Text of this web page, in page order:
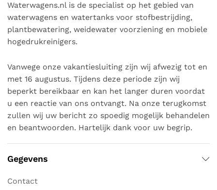
Waterwagens.nl is de specialist op het gebied van
waterwagens en watertanks voor stofbestrijding,
plantbewatering, weidewater voorziening en mobiele
hogedrukreinigers.
Vanwege onze vakantiesluiting zijn wij afwezig tot en
met 16 augustus. Tijdens deze periode zijn wij
beperkt bereikbaar en kan het langer duren voordat
u een reactie van ons ontvangt. Na onze terugkomst
zullen wij uw bericht zo spoedig mogelijk behandelen
en beantwoorden. Hartelijk dank voor uw begrip.
Gegevens
Contact